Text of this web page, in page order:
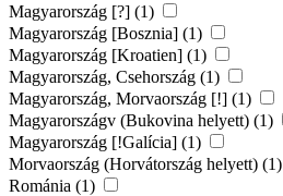
Magyarország [?] (1)
Magyarország [Bosznia] (1)
Magyarország [Kroatien] (1)
Magyarország, Csehország (1)
Magyarország, Morvaország [!] (1)
Magyarországv (Bukovina helyett) (1)
Magyarország [!Galícia] (1)
Morvaország (Horvátország helyett) (1)
Románia (1)